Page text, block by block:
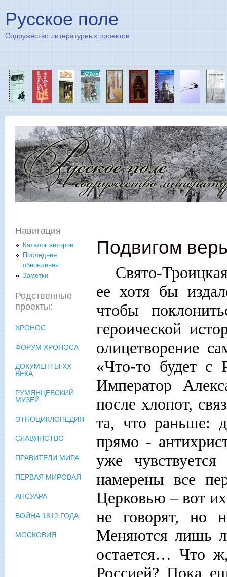
Русское поле
Содружество литературных проектов
Подвигом
Свято-
ее хотя бы
чтобы
героической
олицетворение
«Что-то будет с
Император
после хлопот,
та, что раньше:
прямо -
уже
намерены все
Церковью – вот
не говорят, но
Меняются лишь
остается… Что
Россией? Пока
Навигация
Каталог авторов
Последние
обновления
Заметки
Родственные
проекты:
ХРОНОС
ФОРУМ ХРОНОСА
ДОКУМЕНТЫ XX
ВЕКА
РУМЯНЦЕВСКИЙ
МУЗЕЙ
ЭТНОЦИКЛОПЕДИЯ
СЛАВЯНСТВО
ПРАВИТЕЛИ МИРА
ПЕРВАЯ МИРОВАЯ
АПСУАРА
ВОЙНА 1812 ГОДА
МОСКОВИЯ